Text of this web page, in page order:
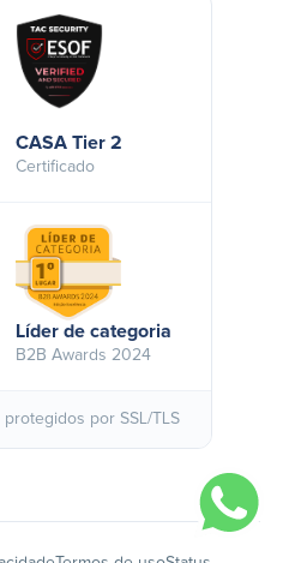
CASA Tier 2
Certificado
Líder de categoria
B2B Awards 2024
por SSL/TLS